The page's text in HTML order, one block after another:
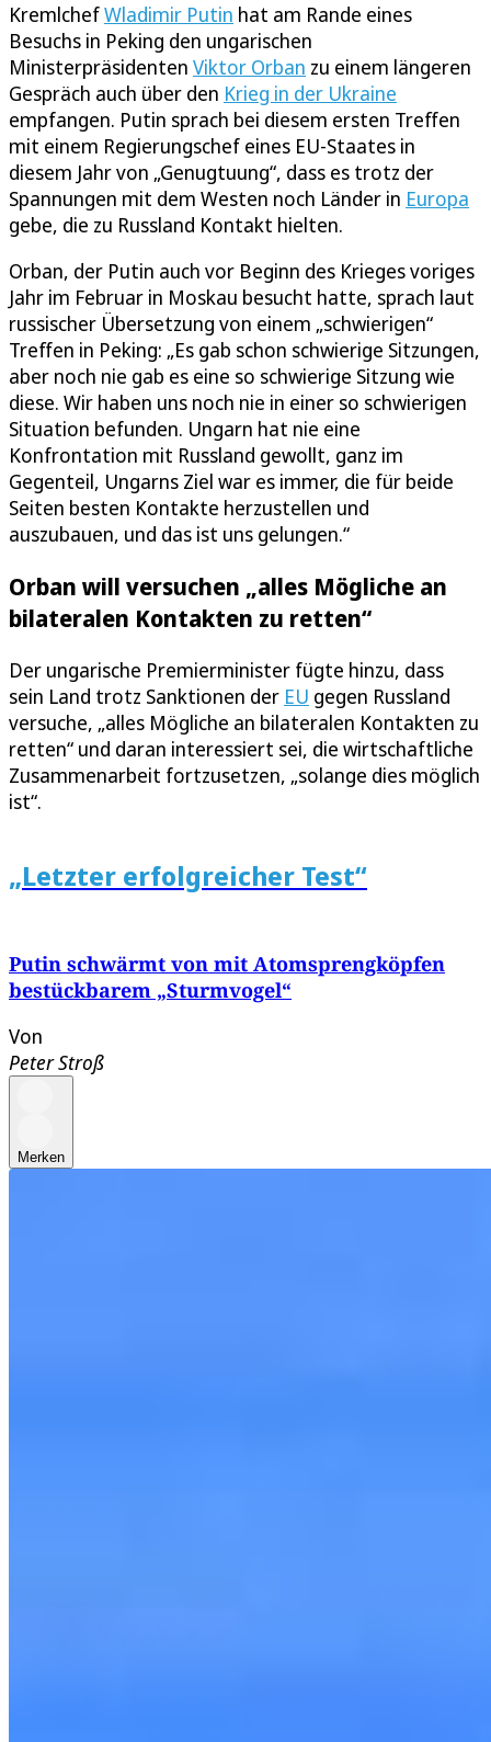
KremlchefWladimir Putin hat am Rande eines
Besuchs in Peking den ungarischen
Ministerpräsidenten Viktor Orban zu einem längeren
Gespräch auch über den Krieg in der Ukraine
empfangen. Putin sprach bei diesem ersten Treffen
mit einem Regierungschef eines EU-Staates in
diesem Jahr von „Genugtuung“, dass es trotz der
Spannungen mit dem Westen noch Länder in Europa
gebe, die zu Russland Kontakt hielten.
Orban, der Putin auch vor Beginn des Krieges voriges
Jahr im Februar in Moskau besucht hatte, sprach laut
russischer Übersetzung von einem „schwierigen“
Treffen in Peking: „Es gab schon schwierige Sitzungen,
aber noch nie gab es eine so schwierige Sitzung wie
diese. Wir haben uns noch nie in einer so schwierigen
Situation befunden. Ungarn hat nie eine
Konfrontation mit Russland gewollt, ganz im
Gegenteil, Ungarns Ziel war es immer, die für beide
Seiten besten Kontakte herzustellen und
auszubauen, und das ist uns gelungen.“
Orban will versuchen „alles Mögliche an
bilateralen Kontakten zu retten“
Der ungarische Premierminister fügte hinzu, dass
sein Land trotz Sanktionen der EU gegen Russland
versuche, „alles Mögliche an bilateralen Kontakten zu
retten“ und daran interessiert sei, die wirtschaftliche
Zusammenarbeit fortzusetzen, „solange dies möglich
ist“.
„Letzter erfolgreicher Test“
Putin schwärmt von mit Atomsprengköpfen
bestückbarem „Sturmvogel“
Von
Peter Stroß
Merken